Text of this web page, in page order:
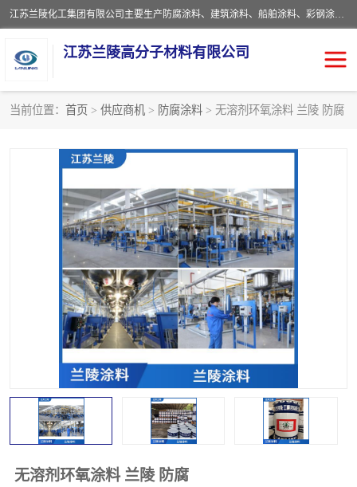
江苏兰陵化工集团有限公司主要生产防腐涂料、建筑涂料、船舶涂料、彩钢涂料、粉末涂料五大类产品，具备10 万吨年生产能力，可以提供优质精良的涂装施工服务，产品广销全国各地，大量出口亚非欧及拉美等国家。
江苏兰陵高分子材料有限公司
当前位置： 首页 > 供应商机 > 防腐涂料 > 无溶剂环氧涂料 兰陵 防腐
无溶剂环氧涂料 兰陵 防腐
船舶涂料 风电专用涂料
彩钢涂料 粉末涂料
聚脲涂料 流体机械专用涂料
建筑涂料